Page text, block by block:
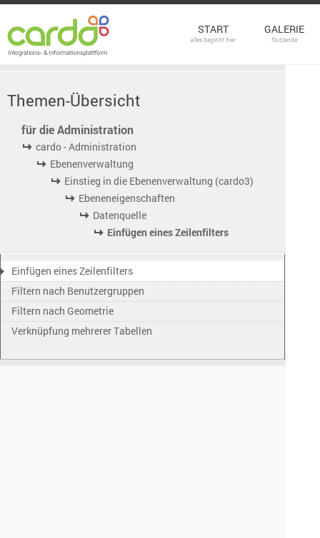
START
alles beginnt hier
GALERIE
Nutzende
Themen-Übersicht
für die Administration
cardo - Administration
Ebenenverwaltung
Einstieg in die Ebenenverwaltung (cardo3)
Ebeneneigenschaften
Datenquelle
Einfügen eines Zeilenfilters
Einfügen eines Zeilenfilters
Filtern nach Benutzergruppen
Filtern nach Geometrie
Verknüpfung mehrerer Tabellen